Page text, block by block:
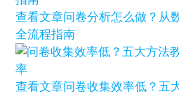
查看文章问卷分析怎么做？从
全流程指南
查看文章问卷收集效率低？五